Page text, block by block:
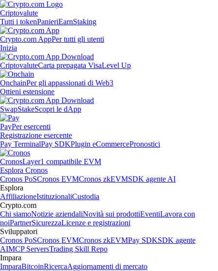
Criptovalute
Tutti i tokenPanieriEarnStaking
Crypto.com AppPer tutti gli utenti
Inizia
CriptovaluteCarta prepagata VisaLevel Up
OnchainPer gli appassionati di Web3
Ottieni estensione
SwapStakeScopri le dApp
PayPer esercenti
Registrazione esercente
Pay TerminalPay SDKPlugin eCommercePronostici
CronosLayer1 compatibile EVM
Esplora Cronos
Cronos PoSCronos EVMCronos zkEVMSDK agente AI
Esplora
AffiliazioneIstituzionaliCustodia
Crypto.com
Chi siamoNotizie aziendaliNovità sui prodottiEventiLavora con
noiPartnerSicurezzaLicenze e registrazioni
Sviluppatori
Cronos PoSCronos EVMCronos zkEVMPay SDKSDK agente
AIMCP ServersTrading Skill Repo
Impara
ImparaBitcoinRicercaAggiornamenti di mercato